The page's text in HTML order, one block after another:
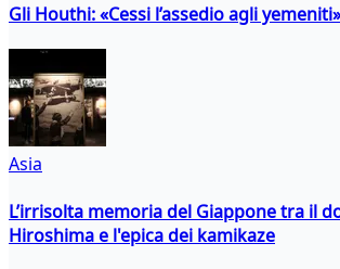
Gli Houthi: «Cessi l’assedio agli yemeniti»
Asia
L’irrisolta memoria del Giappone tra il
Hiroshima e l'epica dei kamikaze